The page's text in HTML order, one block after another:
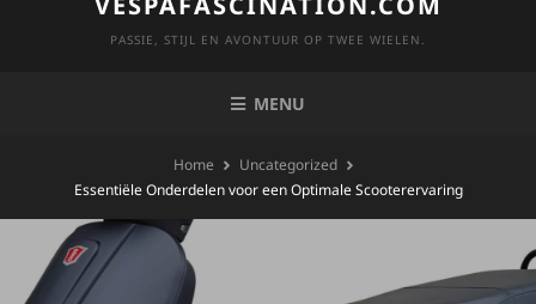
PASSIE, STIJL EN AVONTUUR OP TWEE WIELEN.
MENU
Home
Uncategorized
Essentiële Onderdelen voor een Optimale Scooterervaring